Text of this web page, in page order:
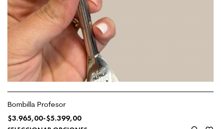
Bombilla Profesor
$3.965,00-$5.399,00